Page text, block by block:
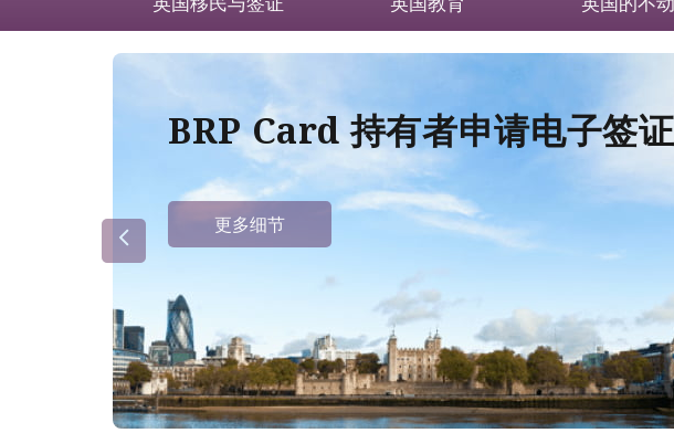
BRP Card 持有者申请电子签证
更多细节